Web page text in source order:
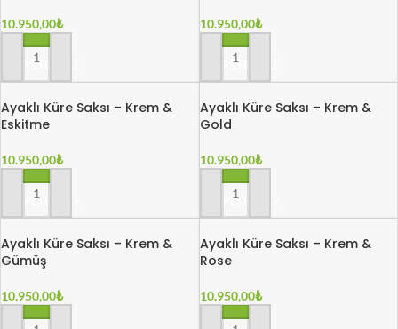
10.950,00₺
SEPETE EKLE
10.950,00₺
SEPETE EKLE
Ayaklı Küre Saksı – Krem &
Eskitme
10.950,00₺
SEPETE EKLE
Ayaklı Küre Saksı – Krem &
Gold
10.950,00₺
SEPETE EKLE
Ayaklı Küre Saksı – Krem &
Gümüş
10.950,00₺
Ayaklı Küre Saksı – Krem &
Rose
10.950,00₺